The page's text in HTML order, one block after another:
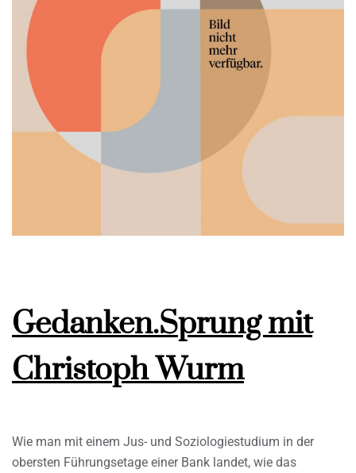
Gedanken.Sprung mit
Christoph Wurm
Wie man mit einem Jus- und Soziologiestudium in der
obersten Führungsetage einer Bank landet, wie das